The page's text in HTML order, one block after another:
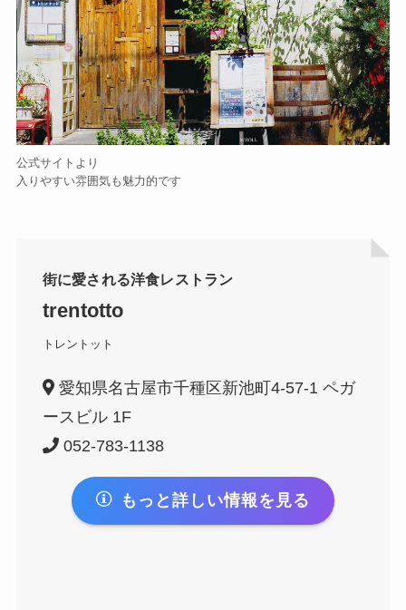
公式サイトより
入りやすい雰囲気も魅力的です
街に愛される洋食レストラン
trentotto
トレントット
愛知県名古屋市千種区新池町4-57-1 ペガ
ースビル 1F
052-783-1138
もっと詳しい情報を見る